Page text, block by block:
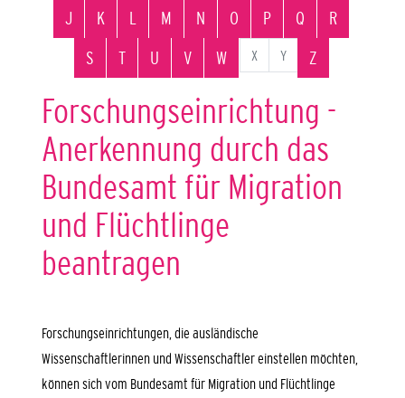
J
K L M N O P Q
R
S
T U V W X Y Z
Forschungseinrichtung -
Anerkennung durch das
Bundesamt für Migration
und Flüchtlinge
beantragen
Forschungseinrichtungen, die ausländische
Wissenschaftlerinnen und Wissenschaftler einstellen möchten,
können sich vom Bundesamt für Migration und Flüchtlinge